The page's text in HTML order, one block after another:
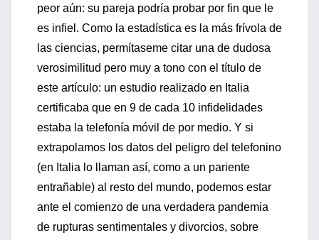
peor aún: su pareja podría probar por fin que le
es infiel. Como la estadística es la más frívola de
las ciencias, permítaseme citar una de dudosa
verosimilitud pero muy a tono con el título de
este artículo: un estudio realizado en Italia
certificaba que en 9 de cada 10 infidelidades
estaba la telefonía móvil de por medio. Y si
extrapolamos los datos del peligro del telefonino
(en Italia lo llaman así, como a un pariente
entrañable) al resto del mundo, podemos estar
ante el comienzo de una verdadera pandemia
de rupturas sentimentales y divorcios, sobre